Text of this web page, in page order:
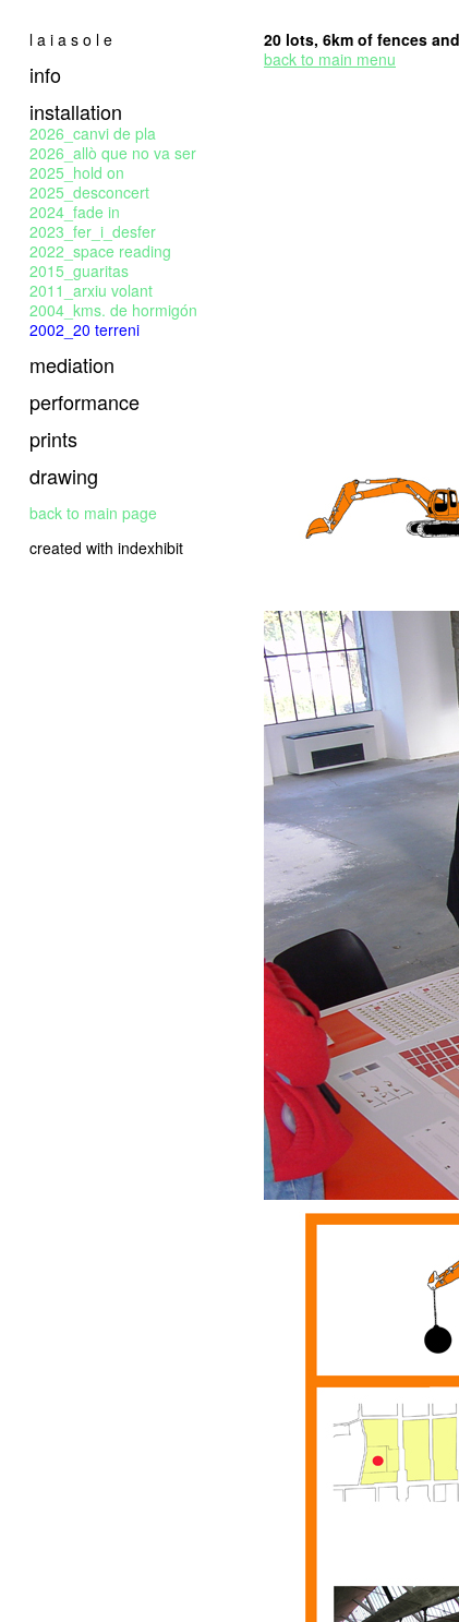
l a i a s o l e
info
installation
2026_canvi de pla
2026_allò que no va ser
2025_hold on
2025_desconcert
2024_fade in
2023_fer_i_desfer
2022_space reading
2015_guaritas
2011_arxiu volant
2004_kms. de hormigón
2002_20 terreni
mediation
performance
prints
drawing
back to main page
created with indexhibit
20 lots, 6km of fences
back to main menu